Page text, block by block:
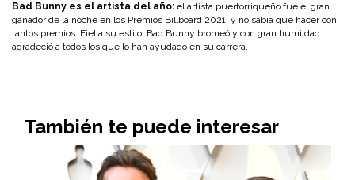
Bad Bunny es el artista del año: el artista puertorriqueño fue el gran
ganador de la noche en los Premios Billboard 2021, y no sabía qué hacer con
tantos premios. Fiel a su estilo, Bad Bunny bromeó y con gran humildad
agradeció a todos los que lo han ayudado en su carrera.
También te puede interesar